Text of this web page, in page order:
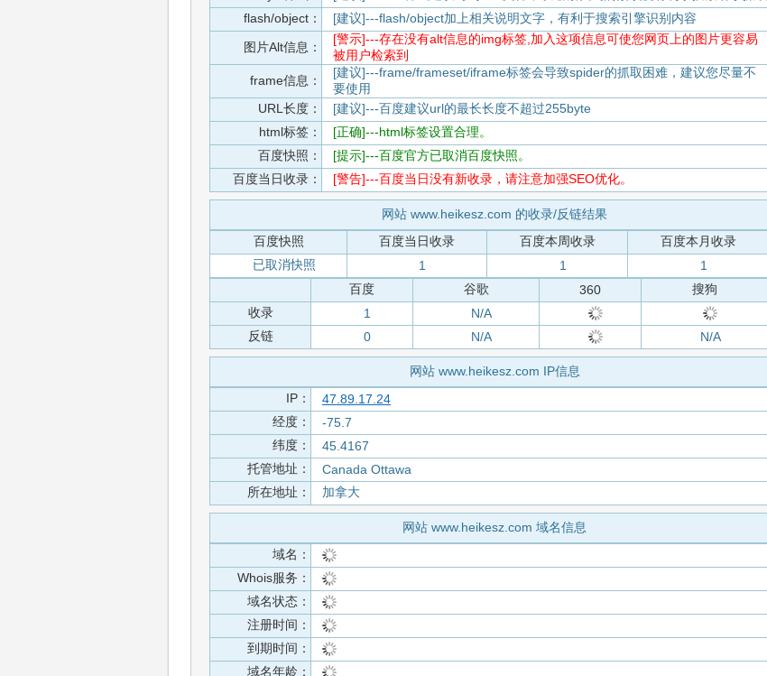
flash/object：
[建议]---flash/object加上相关说明文字，有利于搜索引擎识别内容
图片Alt信息：
[警示]---存在没有alt信息的img标签,加入这项信息可使您网页上的图片更容易
被用户检索到
frame信息：
[建议]---frame/frameset/iframe标签会导致spider的抓取困难，建议您尽量不
要使用
URL长度：
[建议]---百度建议url的最长长度不超过255byte
html标签：
[正确]---html标签设置合理。
百度快照：
[提示]---百度官方已取消百度快照。
百度当日收录：
[警告]---百度当日没有新收录，请注意加强SEO优化。
网站 www.heikesz.com 的收录/反链结果
百度快照
百度当日收录 百度本周收录
百度本月收录
已取消快照
1 1
1
百度
谷歌 360
搜狗
收录
1
N/A
反链
0 N/A N/A
网站 www.heikesz.com IP信息
IP：
47.89.17.24
经度：
-75.7
纬度：
45.4167
托管地址：
Canada Ottawa
所在地址：
加拿大
网站 www.heikesz.com 域名信息
域名：
Whois服务：
域名状态：
注册时间：
到期时间：
域名年龄：